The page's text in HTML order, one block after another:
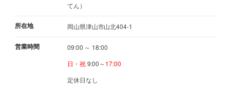
てん）
所在地 岡山県津山市山北404-1
営業時間
09:00 ～ 18:00
日・祝9:00～17:00
定休日なし